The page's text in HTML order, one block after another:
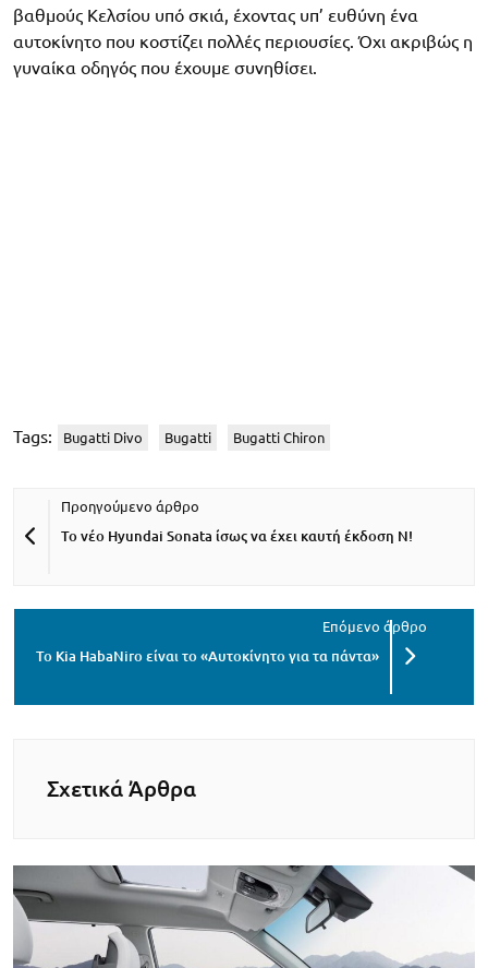
βαθμούς Κελσίου υπό σκιά, έχοντας υπ’ ευθύνη ένα
αυτοκίνητο που κοστίζει πολλές περιουσίες. Όχι ακριβώς η
γυναίκα οδηγός που έχουμε συνηθίσει.
Tags: Bugatti Divo Bugatti Bugatti Chiron
Το νέο Hyundai Sonata ίσως να έχει καυτή έκδοση Ν!
Το Kia HabaNiro είναι το «Αυτοκίνητο για τα πάντα»
Σχετικά Άρθρα